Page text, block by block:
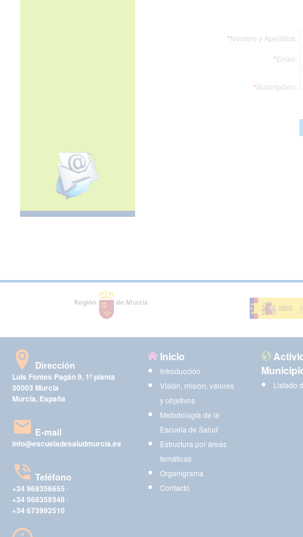
*Nombre y Apellidos:
*Email:
*Suscripción:
Dirección
Luis Fontes Pagán 9, 1ª planta
30003 Murcia
Murcia, España
E-mail
info@escueladesaludmurcia.es
Teléfono
+34 968356655 -
+34 968359348 -
+34 673992510
Inicio
Introducción
Visión, misión, valores
y objetivos
Metodología de la
Escuela de Salud
Estructura por áreas
temáticas
Organigrama
Contacto
Listado